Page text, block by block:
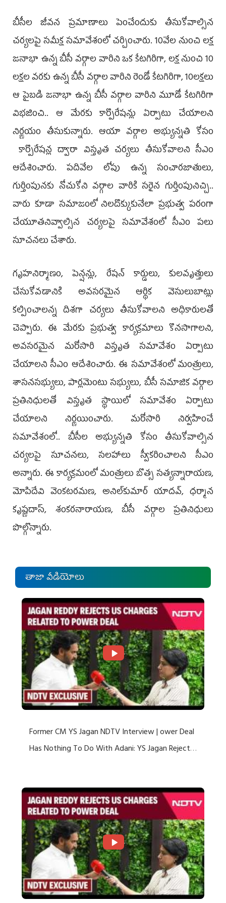
బీసీల జీవన ప్రమాణాలు పెంచేందుకు తీసుకోవాల్సిన
చర్యలపై సమీక్ష సమావేశంలో చర్చించారు. 10వేల నుంచి లక్ష
జనాభా ఉన్న బీసీ వర్గాల వారిని ఒక కేటగిరిగా, లక్ష నుంచి 10
లక్షల వరకు ఉ‍న్న బీసీ వర్గాల వారిని రెండో కేటగిరిగా, 10లక్షలు
ఆ పైబడి జనాభా ఉన్న బీసీ వర్గాల వారిని మూడో కేటగిరిగా
విభజించి.. ఆ మేరకు కార్పొరేషన్లు ఏర్పాటు చేయాలని
నిర్ణయం తీసుకున్నారు. ఆయా వర్గాల అభ్యున్నతి కోసం
కార్పొరేషన్ల ద్వారా విస్తృత చర్యలు తీసుకోవాలని సీఎం
ఆదేశించారు. పదివేల లోపు ఉన్న సంచారజాతులు,
గుర్తింపునకు నోచుకోని వర్గాల వారికి సరైన గుర్తింపునిచ్చి..
వారు కూడా సమాజంలో నిలదొక్కుకునేలా ప్రభుత్వ పరంగా
చేయూతనివ్వాల్సిన చర్యలపై సమావేశంలో సీఎం పలు
సూచనలు చేశారు.
గృహనిర్మాణం, పెన్షన్లు, రేషన్‌ కార్డులు, కులవృత్తులు
చేసుకోవడానికి అవసరమైన ఆర్థిక వెసులుబాట్లు
కల్పించాలన్న దిశగా చర్యలు తీసుకోవాలని అధికారులతో
చెప్పారు. ఈ మేరకు ప్రభుత్వ కార్యక్రమాలు కొనసాగాలని,
అవసరమైన మరోసారి విస్తృత సమావేశం ఏర్పాటు
చేయాలని సీఎం ఆదేశించారు. ఈ సమావేశంలో మంత్రులు,
శాసనసభ్యులు, పార్లమెంటు సభ్యులు, బీసీ సమాజిక వర్గాల
ప్రతినిధులతో విస్తృత స్థాయిలో సమావేశం ఏర్పాటు
చేయాలని నిర్ణయించారు. మరోసారి నిర్వహించే
సమావేశంలో.. బీసీల అభ్యున్నతి కోసం తీసుకోవాల్సిన
చర్యలపై సూచనలు, సలహాలు స్వీకరించాలని సీఎం
అన్నారు. ఈ కార్యక్రమంలో మంత్రులు బొత్స సత్యన్నారాయణ,
మోపిదేవి వెంకటరమణ, అనిల్‌కుమార్‌ యాదవ్, ధర్మాన
కృష్ణదాస్, శంకరనారాయణ, బీసీ వర్గాల ప్రతినిధులు
పొల్గొన్నారు.
తాజా వీడియోలు
Former CM YS Jagan NDTV Interview | ower Deal
Has Nothing To Do With Adani: YS Jagan Rejects